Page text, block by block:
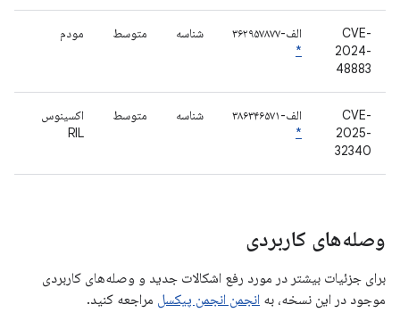
CVE-
2024-
48883
الف-۳۶۲۹۵۷۸۷۷
*
شناسه متوسط مودم
CVE-
2025-
32340
الف-۳۸۶۳۴۶۵۷۱
*
شناسه متوسط
اکسینوس
RIL
وصله‌های کاربردی
برای جزئیات بیشتر در مورد رفع اشکالات جدید و وصله‌های کاربردی
موجود در این نسخه، به انجمن انجمن پیکسل مراجعه کنید.